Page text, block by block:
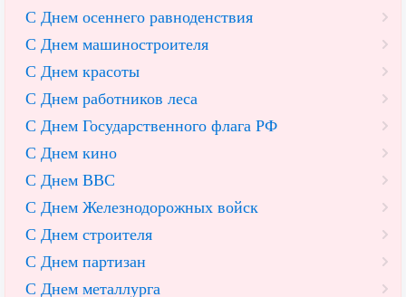
С Днем осеннего равноденствия
С Днем машиностроителя
С Днем красоты
С Днем работников леса
С Днем Государственного флага РФ
С Днем кино
С Днем ВВС
С Днем Железнодорожных войск
С Днем строителя
С Днем партизан
С Днем металлурга